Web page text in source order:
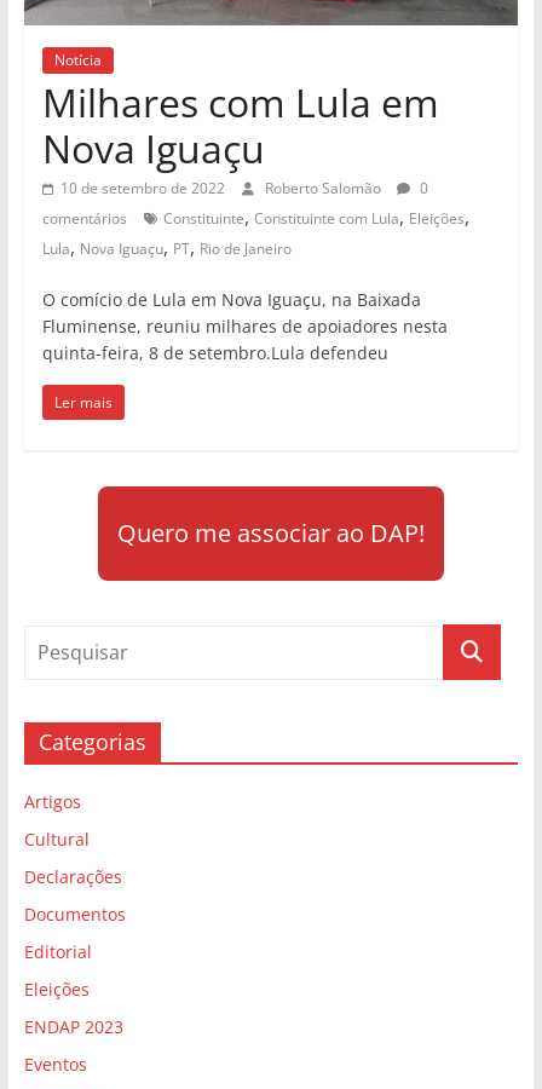
Notícia
Milhares com Lula em
Nova Iguaçu
10 de setembro de 2022 Roberto Salomão
0
comentários
Constituinte, Constituinte com Lula, Eleições,
Lula, Nova Iguaçu, PT, Rio de Janeiro
O comício de Lula em Nova Iguaçu, na Baixada
Fluminense, reuniu milhares de apoiadores nesta
quinta-feira, 8 de setembro.Lula defendeu
Ler mais
Quero me associar ao DAP!
Categorias
Artigos
Cultural
Declarações
Documentos
Editorial
Eleições
ENDAP 2023
Eventos